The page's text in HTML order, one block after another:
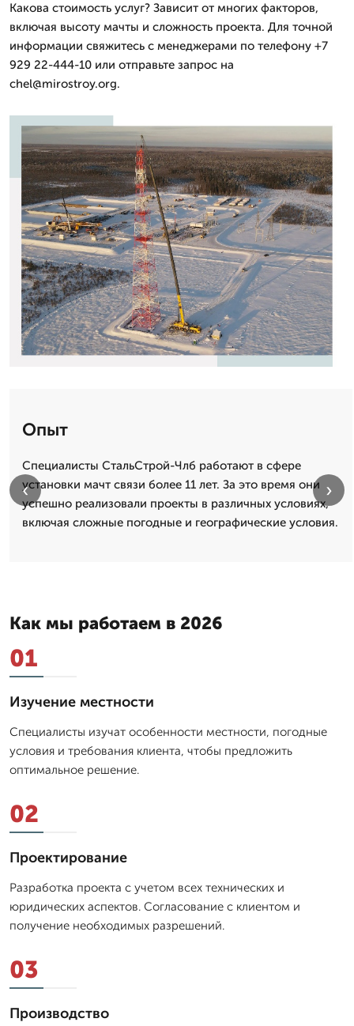
Какова стоимость услуг? Зависит от многих факторов,
включая высоту мачты и сложность проекта. Для точной
информации свяжитесь с менеджерами по телефону +7
929 22-444-10 или отправьте запрос на
chel@mirostroy.org.
Опыт
Специалисты СтальСтрой-Члб работают в сфере
установки мачт связи более 11 лет. За это время они
успешно реализовали проекты в различных условиях,
включая сложные погодные и географические условия.
‹ ›
Как мы работаем в 2026
01
Изучение местности
Специалисты изучат особенности местности, погодные
условия и требования клиента, чтобы предложить
оптимальное решение.
02
Проектирование
Разработка проекта с учетом всех технических и
юридических аспектов. Согласование с клиентом и
получение необходимых разрешений.
03
Производство